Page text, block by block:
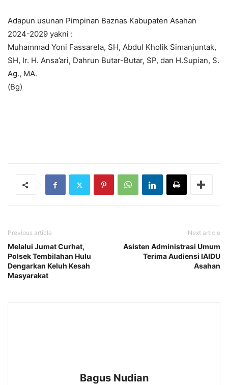
Adapun usunan Pimpinan Baznas Kabupaten Asahan
2024-2029 yakni :
Muhammad Yoni Fassarela, SH, Abdul Kholik Simanjuntak,
SH, Ir. H. Ansa’ari, Dahrun Butar-Butar, SP, dan H.Supian, S.
Ag., MA.
(Bg)
Previous article
Melalui Jumat Curhat,
Polsek Tembilahan Hulu
Dengarkan Keluh Kesah
Masyarakat
Next article
Asisten Administrasi Umum
Terima Audiensi IAIDU
Asahan
Bagus Nudian